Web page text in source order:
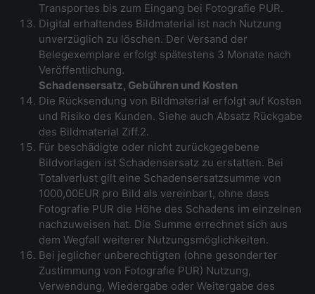
Transportes bis zum Eingang bei Fotografie PUR.
Digital erhaltendes Bildmaterial ist nach Nutzung
unverzüglich zu löschen. Der Versand der
Belegexemplare erfolgt spätestens 3 Monate nach
Veröffentlichung.
Schadensersatz, Gebühren und Kosten
Die Rücksendung von Bildmaterial erfolgt auf Kosten
und Risiko des Kunden. Siehe auch Absatz Rückgabe
des Bildmaterial Ziff.2.
Für beschädigte oder nicht zurückgegebene
Bildvorlagen ist Schadensersatz zu erstatten. Bei
Totalverlust gilt eine Schadensersatzsumme von
1000,00EUR pro Bild als vereinbart, ohne dass
Fotografie PUR die Höhe des Schadens im einzelnen
nachzuweisen hat. Die Summe errechnet sich aus
dem Wegfall weiterer Nutzungsmöglichkeiten.
Bei jeglicher unberechtigten (ohne gesonderter
Zustimmung von Fotografie PUR) Nutzung,
Verwendung, Wiedergabe oder Weitergabe des